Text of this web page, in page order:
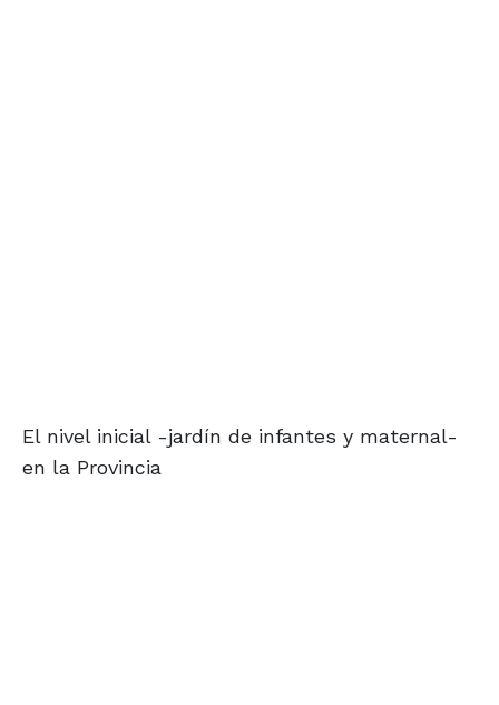
El nivel inicial -jardín de infantes y maternal-
en la Provincia